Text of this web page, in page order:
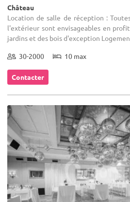
Château
Location de salle de réception :
l'extérieur sont envisageables en
jardins et des bois d'exception
30-2000 10 max
Contacter